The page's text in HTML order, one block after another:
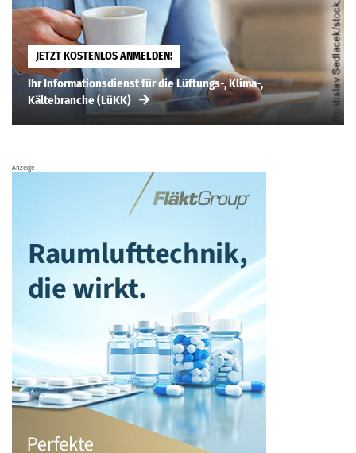
JETZT KOSTENLOS ANMELDEN!
Ihr Informationsdienst für die Lüftungs-, Klima-,
Kältebranche (LüKK)
Anzeige